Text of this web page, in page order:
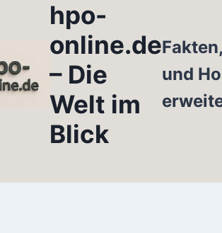
hpo-
online.de
– Die
Welt im
Blick
und